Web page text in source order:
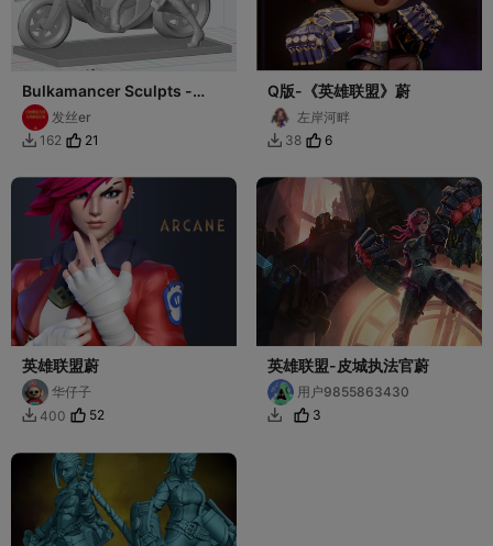
Bulkamancer Sculpts -
Officer Vi皮城执法官·蔚《英
雄联盟》
发丝er
 162 21
Q版-《英雄联盟》蔚
左岸河畔
 38 6
英雄联盟蔚
华仔子
 400 52
英雄联盟-皮城执法官蔚
用户9855863430
 3